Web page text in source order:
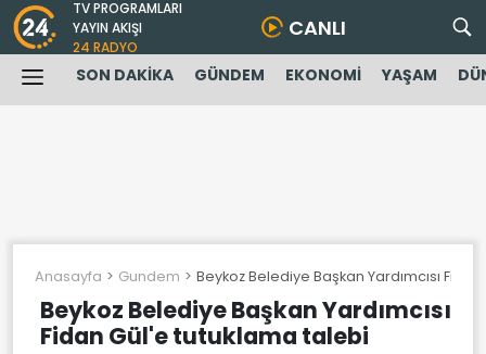
TV PROGRAMLARI
YAYIN AKIŞI
24 RADYO
CANLI
SON DAKİKA GÜNDEM EKONOMİ YAŞAM
Anasayfa Gundem Beykoz Belediye Başkan Yardımcısı
Beykoz Belediye Başkan Yardımcısı
Fidan Gül'e tutuklama talebi